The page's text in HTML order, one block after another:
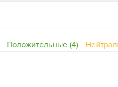
Положительные (4)